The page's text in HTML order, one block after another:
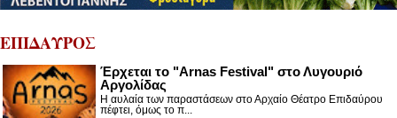
ΕΠΙΔΑΥΡΟΣ
Έρχεται το "Arnas Festival" στο Λυγουριό
Αργολίδας
Η αυλαία των παραστάσεων στο Αρχαίο Θέατρο Επιδαύρου
πέφτει, όμως το π...